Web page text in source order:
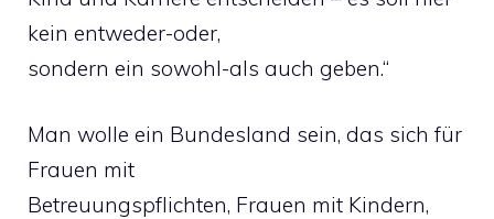
kein entweder-oder,
sondern ein sowohl-als auch geben.“
Man wolle ein Bundesland sein, das sich für
Frauen mit
Betreuungspflichten, Frauen mit Kindern,